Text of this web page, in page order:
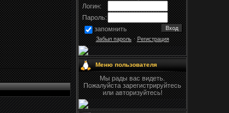
Логин:
Пароль:
запомнить
Забыл пароль·Регистрация
Меню пользователя
Мы рады вас видеть.
Пожалуйста зарегистрируйтесь
или авторизуйтесь!